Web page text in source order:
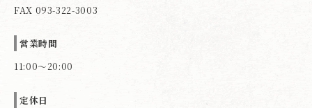
FAX 093-322-3003
営業時間
11:00～20:00
定休日